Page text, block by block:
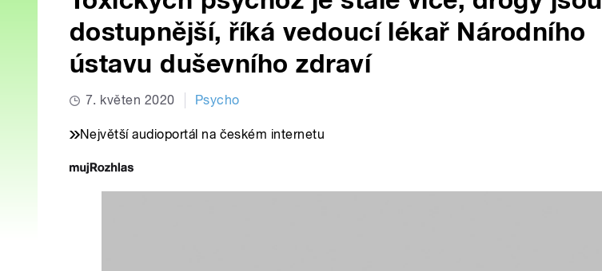
dostupnější, říká vedoucí lékař Národního
ústavu duševního zdraví
7. květen 2020 Psycho
Největší audioportál na českém internetu